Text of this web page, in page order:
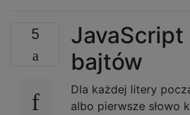
5
JavaScript
bajtów
Dla każdej litery
albo pierwsze słowo